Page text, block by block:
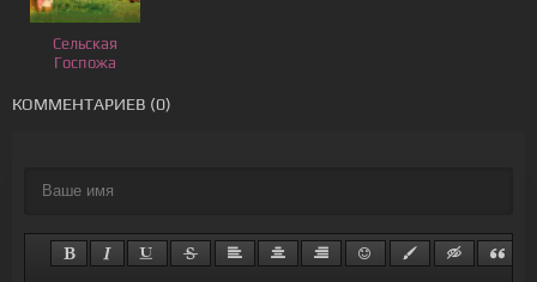
Сельская
Госпожа
КОММЕНТАРИЕВ (0)